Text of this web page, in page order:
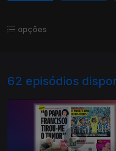
opções
62 episódios